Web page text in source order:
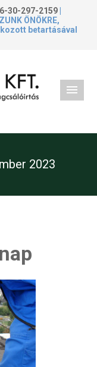
30-297-2159
ÖNÖKRE,
betartásával
2023